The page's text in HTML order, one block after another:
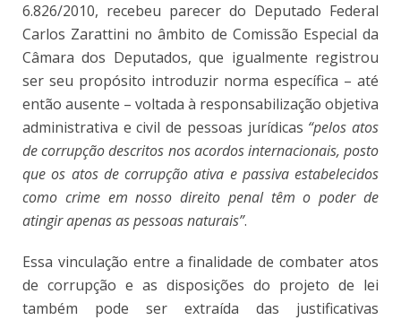
6.826/2010, recebeu parecer do Deputado Federal
Carlos Zarattini no âmbito de Comissão Especial da
Câmara dos Deputados, que igualmente registrou
ser seu propósito introduzir norma específica – até
então ausente – voltada à responsabilização objetiva
administrativa e civil de pessoas jurídicas “pelos atos
de corrupção descritos nos acordos internacionais, posto
que os atos de corrupção ativa e passiva estabelecidos
como crime em nosso direito penal têm o poder de
atingir apenas as pessoas naturais”.
Essa vinculação entre a finalidade de combater atos
de corrupção e as disposições do projeto de lei
também pode ser extraída das justificativas